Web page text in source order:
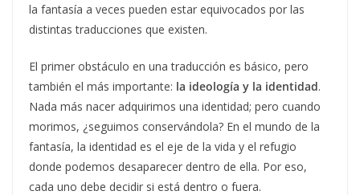
la fantasía a veces pueden estar equivocados por las
distintas traducciones que existen.
El primer obstáculo en una traducción es básico, pero
también el más importante: la ideología y la identidad.
Nada más nacer adquirimos una identidad; pero cuando
morimos, ¿seguimos conservándola? En el mundo de la
fantasía, la identidad es el eje de la vida y el refugio
donde podemos desaparecer dentro de ella. Por eso,
cada uno debe decidir si está dentro o fuera.